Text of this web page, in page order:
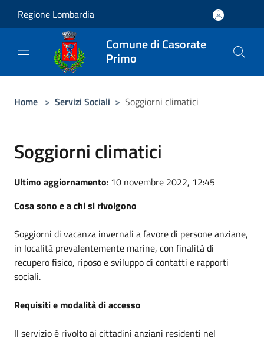
Regione Lombardia
Comune di Casorate
Primo
Home > Servizi Sociali > Soggiorni climatici
Soggiorni climatici
Ultimo aggiornamento: 10 novembre 2022, 12:45
Cosa sono e a chi si rivolgono
Soggiorni di vacanza invernali a favore di persone anziane,
in località prevalentemente marine, con finalità di
recupero fisico, riposo e sviluppo di contatti e rapporti
sociali.
Requisiti e modalità di accesso
Il servizio è rivolto ai cittadini anziani residenti nel